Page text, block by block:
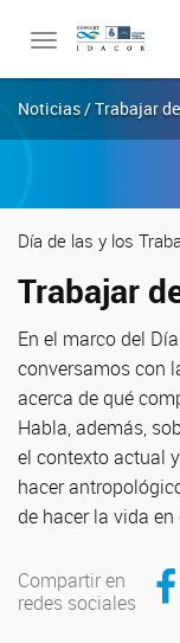
Toggle
Noticias / Trabajar
Día de las y los
Trabajar
En el marco del
conversamos con
acerca de qué
Habla, además,
el contexto actual
hacer
de hacer la vida
Compartir en
redes sociales